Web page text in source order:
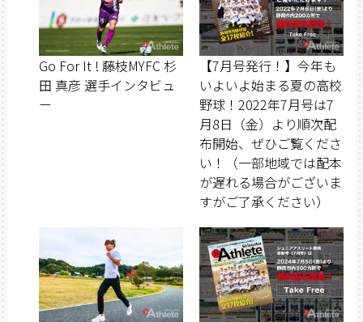
Go For It ! 藤枝MYFC 杉
田 真彦 選手インタビュ
ー
【7月号発行！】今年も
いよいよ始まる夏の高校
野球！2022年7月号は7
月8日（金）より順次配
布開始、ぜひご覧くださ
い！（一部地域では配本
が遅れる場合がございま
すがご了承ください）